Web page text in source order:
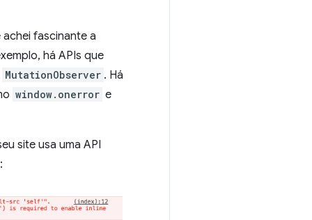
fascinante a
há APIs que
MutationObserver . Há
window.onerror e
site usa uma API